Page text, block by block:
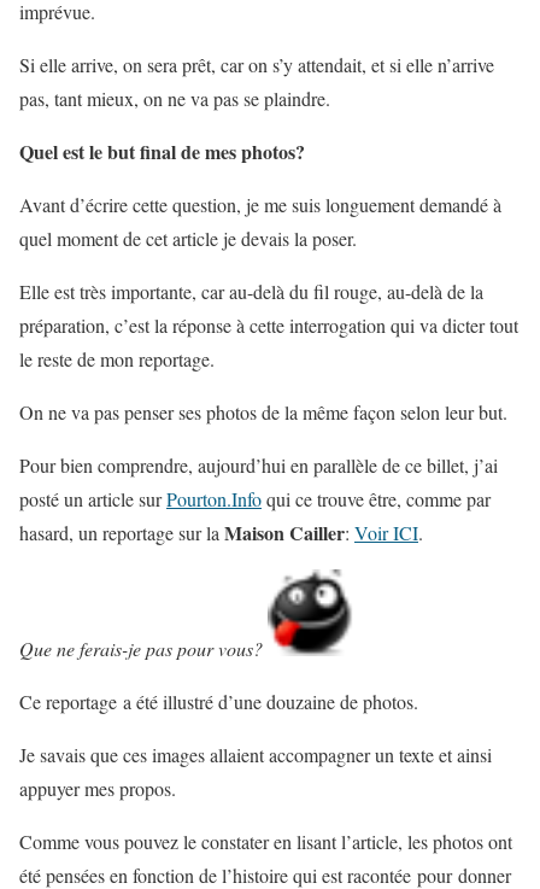
imprévue.
Si elle arrive, on sera prêt, car on s’y attendait, et si elle n’arrive
pas, tant mieux, on ne va pas se plaindre.
Quel est le but final de mes photos?
Avant d’écrire cette question, je me suis longuement demandé à
quel moment de cet article je devais la poser.
Elle est très importante, car au-delà du fil rouge, au-delà de la
préparation, c’est la réponse à cette interrogation qui va dicter tout
le reste de mon reportage.
On ne va pas penser ses photos de la même façon selon leur but.
Pour bien comprendre, aujourd’hui en parallèle de ce billet, j’ai
posté un article surPourton.Infoqui ce trouve être, comme par
hasard, un reportage sur la Maison Cailler: Voir ICI.
Que ne ferais-je pas pour vous?
Ce reportage a été illustré d’une douzaine de photos.
Je savais que ces images allaient accompagner un texte et ainsi
appuyer mes propos.
Comme vous pouvez le constater en lisant l’article, les photos ont
été pensées en fonction de l’histoire qui est racontée pour donner